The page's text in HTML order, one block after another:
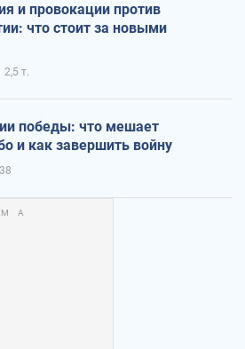
и провокации против
что стоит за новыми
2,5 т.
победы: что мешает
и как завершить войну